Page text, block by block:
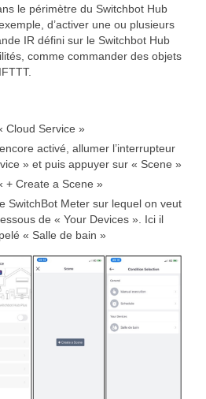
le périmètre du Switchbot Hub
d’activer une ou plusieurs
IR défini sur le Switchbot Hub
comme commander des objets
Cloud Service »
activé, allumer l’interrupteur
» et puis appuyer sur « Scene »
+ Create a Scene »
SwitchBot Meter sur lequel on veut
de « Your Devices ». Ici il
« Salle de bain »